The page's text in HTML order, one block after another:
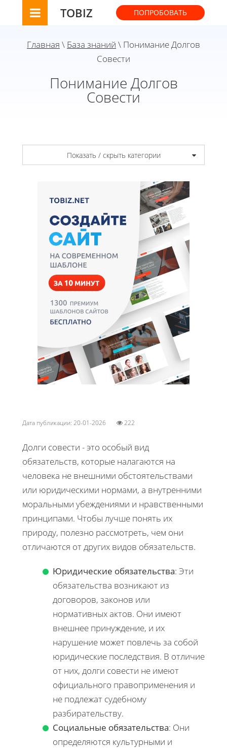
TOBIZ ПОПРОБОВАТЬ
Главная \ База знаний \ Понимание Долгов
Совести
Понимание Долгов
Совести
Показать / скрыть категории
Дата публикации: 20-01-2026 222
Долги совести - это особый вид
обязательств, которые налагаются на
человека не внешними обстоятельствами
или юридическими нормами, а внутренними
моральными убеждениями и нравственными
принципами. Чтобы лучше понять их
природу, полезно рассмотреть, чем они
отличаются от других видов обязательств.
Юридические обязательства: Эти
обязательства возникают из
договоров, законов или
нормативных актов. Они имеют
внешнее принуждение, и их
нарушение может повлечь за собой
юридические последствия. В отличие
от них, долги совести не имеют
официального правоприменения и
не подлежат судебному
разбирательству.
Социальные обязательства: Они
определяются культурными и